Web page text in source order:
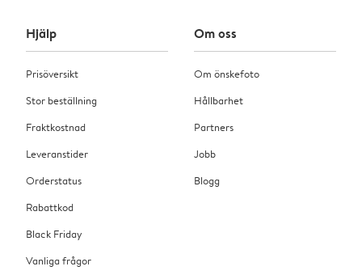
Hjälp
Prisöversikt
Stor beställning
Fraktkostnad
Leveranstider
Orderstatus
Rabattkod
Black Friday
Vanliga frågor
Om oss
Om önskefoto
Hållbarhet
Partners
Jobb
Blogg